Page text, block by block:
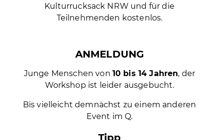
Kulturrucksack NRW und für die
Teilnehmenden kostenlos.
ANMELDUNG
Junge Menschen von 10 bis 14 Jahren, der
Workshop ist leider ausgebucht.
Bis vielleicht demnächst zu einem anderen
Event im Q.
Tipp